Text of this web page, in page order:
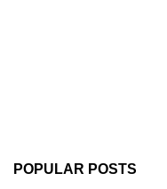
POPULAR POSTS